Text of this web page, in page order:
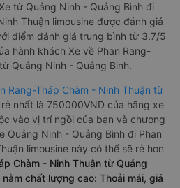
từ Quảng Ninh - Quảng Bình đi
Thuận limousine được đánh giá
điểm đánh giá trung bình từ 3.7/5
hành khách Xe về Phan Rang-
Quảng Ninh - Quảng Bình.
Rang-Tháp Chàm - Ninh Thuận từ
rẻ nhất là 750000VND của hãng xe
vào vị trí ngồi của bạn và chương
Quảng Ninh - Quảng Bình đi Phan
limousine này có thể sẽ rẻ hơn
Chàm - Ninh Thuận từ Quảng
chất lượng cao: Thoải mái, giá